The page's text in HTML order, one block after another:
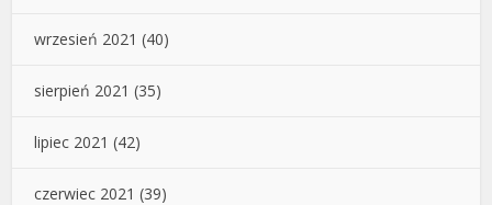
wrzesień 2021 (40)
sierpień 2021 (35)
lipiec 2021 (42)
czerwiec 2021 (39)